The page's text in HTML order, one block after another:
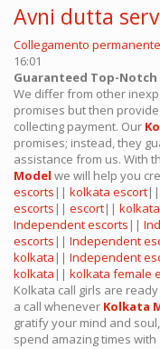
Avni dutta
Collegamento permanente
16:01
Guaranteed Top-Notch
We differ from other
promises but then provide
collecting payment. Our
promises; instead, they
assistance from us. With
Model we will help you
escorts || kolkata escort||
escorts || escort||
Independent escorts ||
escorts || Independent
kolkata || Independent
kolkata || kolkata female
Kolkata call girls are
a call whenever Kolkata
gratify your mind and
spend amazing times